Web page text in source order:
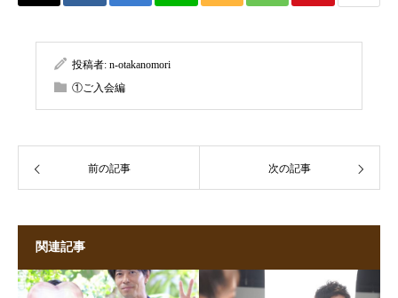
投稿者: n-otakanomori
①ご入会編
前の記事 次の記事
関連記事